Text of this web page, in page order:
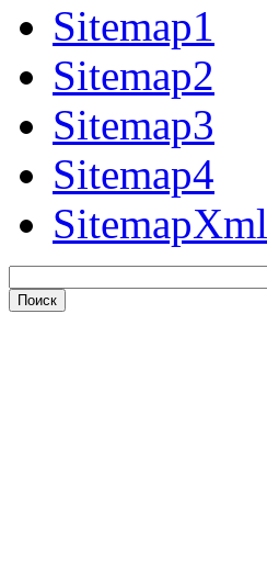
Sitemap1
Sitemap2
Sitemap3
Sitemap4
SitemapXml